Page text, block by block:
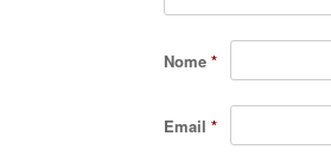
Nome *
Email *